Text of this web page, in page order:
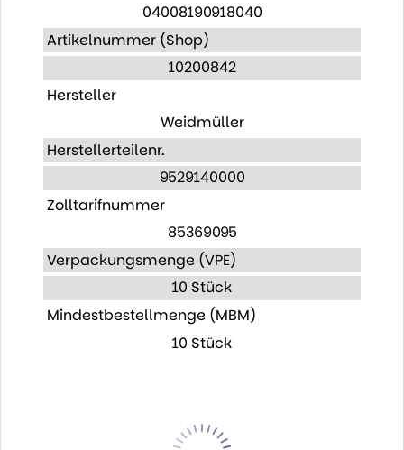
04008190918040
Artikelnummer (Shop)
10200842
Hersteller
Weidmüller
Herstellerteilenr.
9529140000
Zolltarifnummer
85369095
Verpackungsmenge (VPE)
10 Stück
Mindestbestellmenge (MBM)
10 Stück